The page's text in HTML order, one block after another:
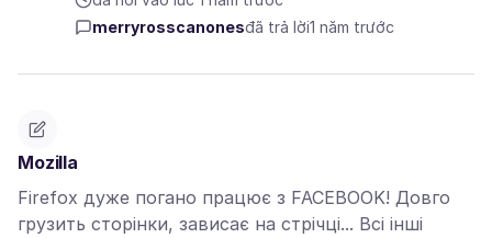
merryrosscanonesđã trả lời1 năm trước
Mozilla
Firefox дуже погано працює з FACEBOOK! Довго
грузить сторінки, зависає на стрічці... Всі інші